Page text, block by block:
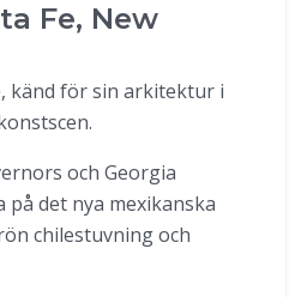
Fe, New
känd för sin arkitektur i
och Georgia
på det nya mexikanska
chilestuvning och